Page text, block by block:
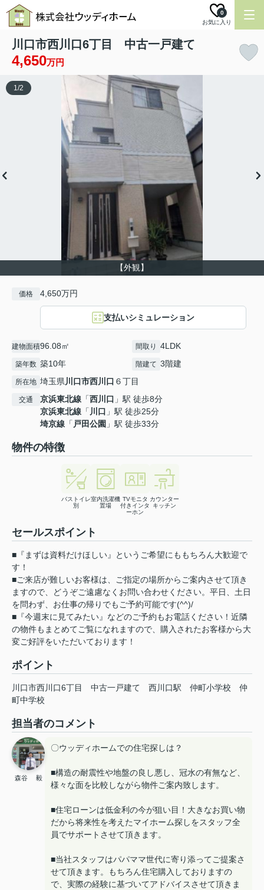
お気に入り
0
川口市西川口6丁目 中古一戸建て
4,650万円
【外観】
1/2
価格 4,650万円
支払いシミュレーション
建物面積96.08㎡ 間取り 4LDK
築年数 築10年 階建て 3階建
所在地 埼玉県川口市西川口 ６丁目
交通 京浜東北線 「西川口 」駅 徒歩8分
京浜東北線 「 川口 」駅 徒歩25分
埼京線 「 戸田公園 」駅 徒歩33分
物件の特徴
バストイレ
別
室内洗濯機
置場
TVモニタ
付きインタ
ーホン
カウンター
キッチン
セールスポイント
■『まずは資料だけほしい』というご希望にももちろん大歓迎で
す！
■ご来店が難しいお客様は、ご指定の場所からご案内させて頂き
ますので、どうぞご遠慮なくお問い合わせください。平日、土日
を問わず、お仕事の帰りでもご予約可能です(^^)/
■『今週末に見てみたい』などのご予約もお電話ください！近隣
の物件もまとめてご覧になれますので、購入されたお客様から大
変ご好評をいただいております！
ポイント
川口市西川口6丁目 中古一戸建て 西川口駅 仲町小学校
仲
町中学校
担当者のコメント
森谷 毅
〇ウッディホームでの住宅探しは？
■構造の耐震性や地盤の良し悪し、冠水の有無など、
様々な面を比較しながら物件ご案内致します。
■住宅ローンは低金利の今が狙い目！大きなお買い物
だから将来性を考えたマイホーム探しをスタッフ全
員でサポートさせて頂きます。
■当社スタッフはパパママ世代に寄り添ってご提案さ
せて頂きます。もちろん住宅購入しておりますの
で、実際の経験に基づいてアドバイスさせて頂きま